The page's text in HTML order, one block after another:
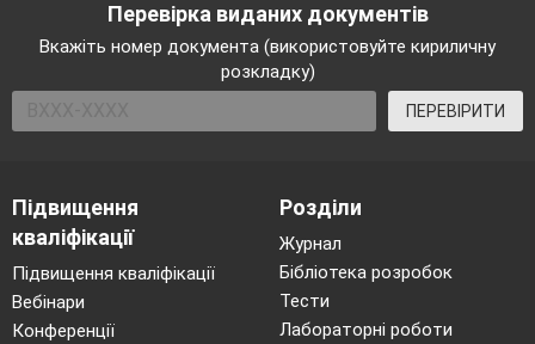
Перевірка виданих документів
Вкажіть номер документа (використовуйте кириличну
розкладку)
ПЕРЕВІРИТИ
Підвищення
кваліфікації
Підвищення кваліфікації
Вебінари
Конференції
Розділи
Журнал
Бібліотека розробок
Тести
Лабораторні роботи